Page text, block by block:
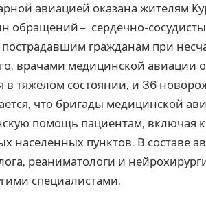
авиацией оказана жителям
обращений – сердечно-
гражданам при
врачами медицинской авиации
тяжелом состоянии, и 36
что бригады медицинской
помощь пациентам, включая
населенных пунктов. В составе
реаниматологи и
специалистами.